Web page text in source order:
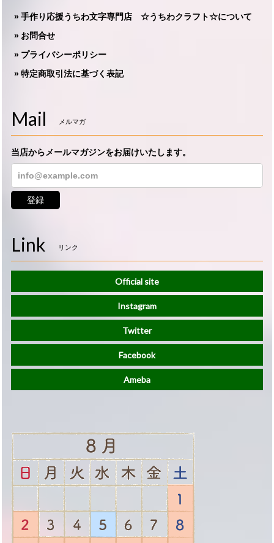
手作り応援うちわ文字専門店 ☆うちわクラフト☆について
お問合せ
プライバシーポリシー
特定商取引法に基づく表記
Mail メルマガ
当店からメールマガジンをお届けいたします。
登録
Link リンク
Official site
Instagram
Twitter
Facebook
Ameba